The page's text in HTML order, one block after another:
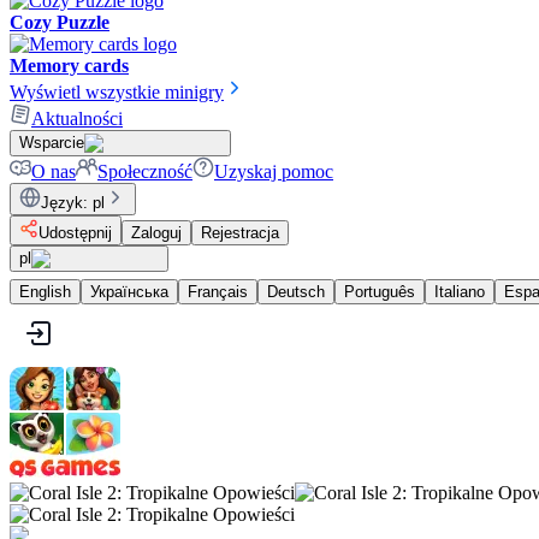
Cozy Puzzle
Memory cards
Wyświetl wszystkie minigry
Aktualności
Wsparcie
O nas Społeczność Uzyskaj pomoc
Język: pl
Udostępnij
Zaloguj
Rejestracja
pl
English
Українська Français Deutsch Português Italiano